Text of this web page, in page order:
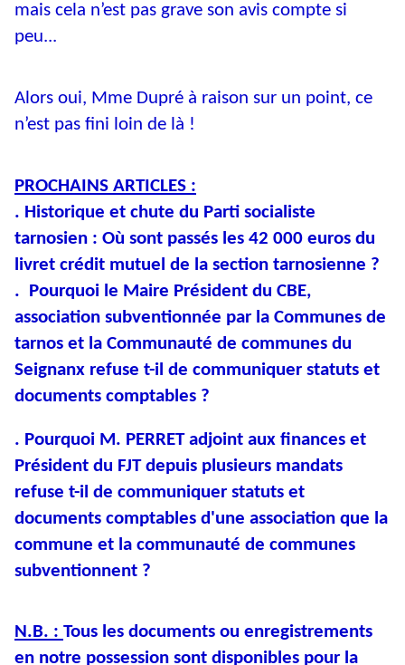
mais cela n’est pas grave son avis compte si
peu...
Alors oui, Mme Dupré à raison sur un point, ce
n’est pas fini loin de là !
PROCHAINS ARTICLES :
. Historique et chute du Parti socialiste
tarnosien : Où sont passés les 42 000 euros du
livret crédit mutuel de la section tarnosienne ?
.
Pourquoi le Maire Président du CBE,
association subventionnée par la Communes de
tarnos et la Communauté de communes du
Seignanx refuse t-il de communiquer statuts et
documents comptables ?
. Pourquoi M. PERRET adjoint aux finances et
Président du FJT depuis plusieurs mandats
refuse t-il de communiquer statuts et
documents comptables d'une association que la
commune et la communauté de communes
subventionnent ?
N.B. : Tous les documents ou enregistrements
en notre possession sont disponibles pour la